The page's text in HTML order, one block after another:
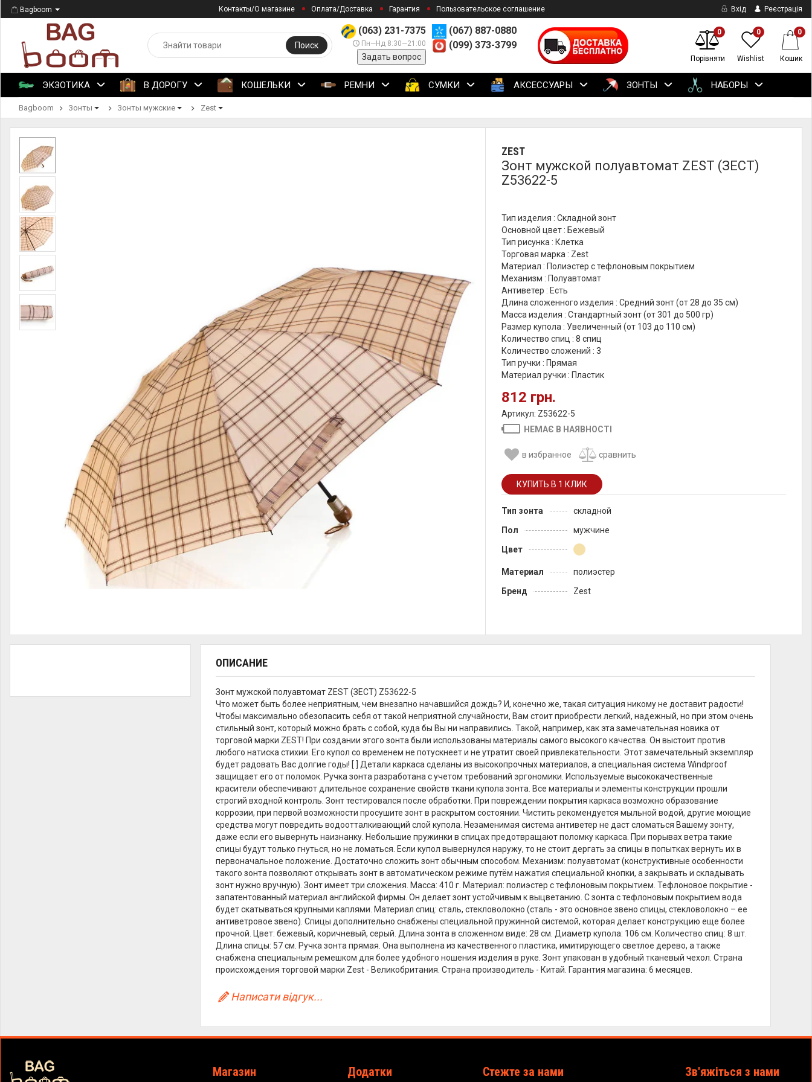
Bagboom Контакты/О магазине Оплата/Доставка Гарантия Пользовательское соглашение Вхід Реєстрація
(063) 231-7375
Пн—Нд 8:30—21:00
Задать вопрос
(067) 887-0880
(099) 373-3799
Поиск
0
Порівняти
0
Wishlist
0
Кошик
ЭКЗОТИКА В ДОРОГУ КОШЕЛЬКИ РЕМНИ СУМКИ АКСЕССУАРЫ ЗОНТЫ НАБОРЫ
Bagboom Зонты Зонты мужские Zest
ZEST
Зонт мужской полуавтомат ZEST (ЗЕСТ)
Z53622-5
Тип изделия : Складной зонт
Основной цвет : Бежевый
Тип рисунка : Клетка
Торговая марка : Zest
Материал : Полиэстер с тефлоновым покрытием
Механизм : Полуавтомат
Антиветер : Есть
Длина сложенного изделия : Средний зонт (от 28 до 35 см)
Масса изделия : Стандартный зонт (от 301 до 500 гр)
Размер купола : Увеличенный (от 103 до 110 см)
Количество спиц : 8 спиц
Количество сложений : 3
Тип ручки : Прямая
Материал ручки : Пластик
812 грн.
Артикул: Z53622-5
НЕМАЄ В НАЯВНОСТІ
в избранное сравнить
Тип зонта
складной
Пол
мужчине
Цвет
Материал
полиэстер
Бренд
Zest
ОПИСАНИЕ
Зонт мужской полуавтомат ZEST (ЗЕСТ) Z53622-5
Что может быть более неприятным, чем внезапно начавшийся дождь? И, конечно же, такая ситуация никому не доставит радости!
Чтобы максимально обезопасить себя от такой неприятной случайности, Вам стоит приобрести легкий, надежный, но при этом очень
стильный зонт, который можно брать с собой, куда бы Вы ни направились. Такой, например, как эта замечательная новика от
торговой марки ZEST! При создании этого зонта были использованы материалы самого высокого качества. Он выстоит против
любого натиска стихии. Его купол со временем не потускнеет и не утратит своей привлекательности. Этот замечательный экземпляр
будет радовать Вас долгие годы! [ ] Детали каркаса сделаны из высокопрочных материалов, а специальная система Windproof
защищает его от поломок. Ручка зонта разработана с учетом требований эргономики. Используемые высококачественные
красители обеспечивают длительное сохранение свойств ткани купола зонта. Все материалы и элементы конструкции прошли
строгий входной контроль. Зонт тестировался после обработки. При повреждении покрытия каркаса возможно образование
коррозии, при первой возможности просушите зонт в раскрытом состоянии. Чистить рекомендуется мыльной водой, другие моющие
средства могут повредить водоотталкивающий слой купола. Незаменимая система антиветер не даст сломаться Вашему зонту,
даже если его вывернуть наизнанку. Небольшие пружинки в спицах предотвращают поломку каркаса. При порывах ветра такие
спицы будут только гнуться, но не ломаться. Если купол вывернулся наружу, то не стоит дергать за спицы в попытках вернуть их в
первоначальное положение. Достаточно сложить зонт обычным способом. Механизм: полуавтомат (конструктивные особенности
такого зонта позволяют открывать зонт в автоматическом режиме путём нажатия специальной кнопки, а закрывать и складывать
зонт нужно вручную). Зонт имеет три сложения. Масса: 410 г. Материал: полиэстер с тефлоновым покрытием. Тефлоновое покрытие -
запатентованный материал английской фирмы. Он делает зонт устойчивым к выцветанию. С зонта с тефлоновым покрытием вода
будет скатываться крупными каплями. Материал спиц: сталь, стекловолокно (сталь - это основное звено спицы, стекловолокно – ее
антиветровое звено). Спицы дополнительно снабжены специальной пружинной системой, которая делает конструкцию еще более
прочной. Цвет: бежевый, коричневый, серый. Длина зонта в сложенном виде: 28 см. Диаметр купола: 106 см. Количество спиц: 8 шт.
Длина спицы: 57 см. Ручка зонта прямая. Она выполнена из качественного пластика, имитирующего светлое дерево, а также
снабжена специальным ремешком для более удобного ношения изделия в руке. Зонт упакован в удобный тканевый чехол. Страна
происхождения торговой марки Zest - Великобритания. Страна производитель - Китай. Гарантия магазина: 6 месяцев.
Написати відгук...
Магазин Додатки Стежте за нами Зв'яжіться з нами